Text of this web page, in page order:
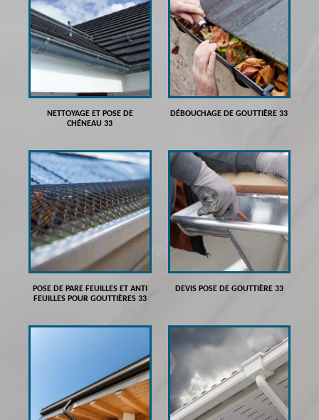
NETTOYAGE ET POSE DE
CHÉNEAU 33
DÉBOUCHAGE DE GOUTTIÈRE 33
POSE DE PARE FEUILLES ET ANTI
FEUILLES POUR GOUTTIÈRES 33
DEVIS POSE DE GOUTTIÈRE 33